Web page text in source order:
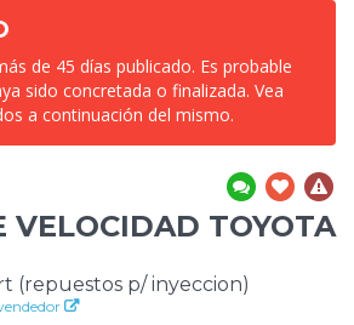
de 45 días publicado. Es probable
sido concretada o finalizada. Vea
a continuación del mismo.
VELOCIDAD TOYOTA
(repuestos p/ inyeccion)